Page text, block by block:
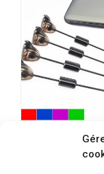
+ housse de